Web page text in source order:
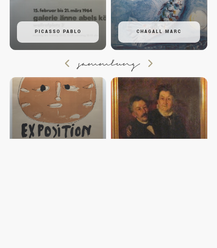
PICASSO PABLO CHAGALL MARC
sammlung